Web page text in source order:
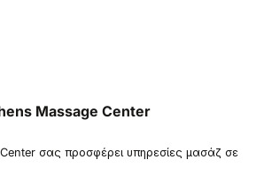
Massage Center
σας προσφέρει υπηρεσίες μασάζ σε